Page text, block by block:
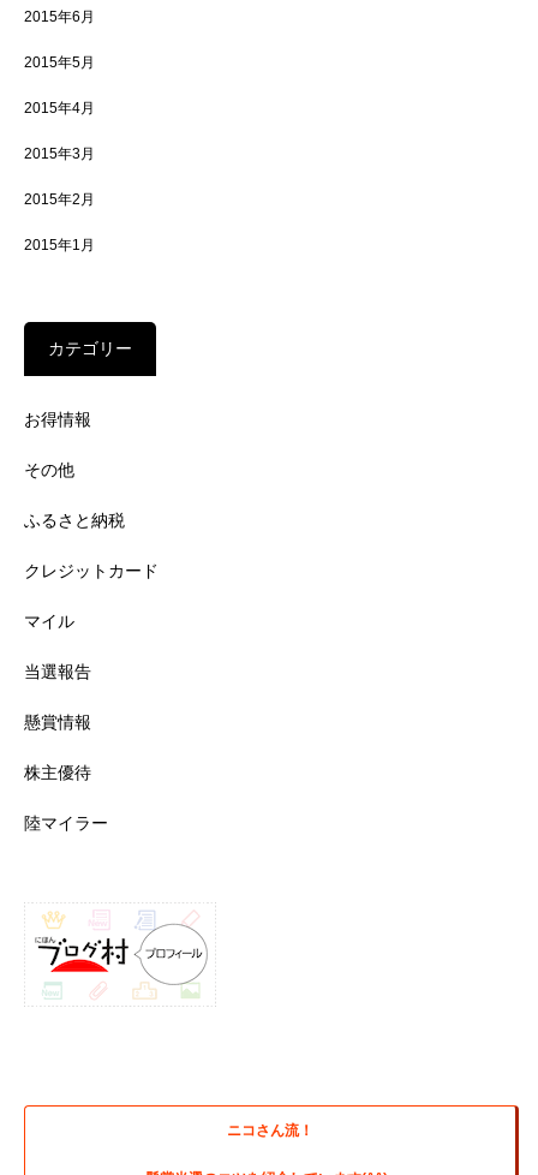
2015年6月
2015年5月
2015年4月
2015年3月
2015年2月
2015年1月
カテゴリー
お得情報
その他
ふるさと納税
クレジットカード
マイル
当選報告
懸賞情報
株主優待
陸マイラー
ニコさん流！